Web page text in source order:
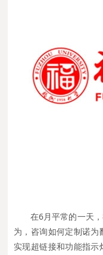
在6月平常的一天
为，咨询如何定制诺
实现超链接和功能指